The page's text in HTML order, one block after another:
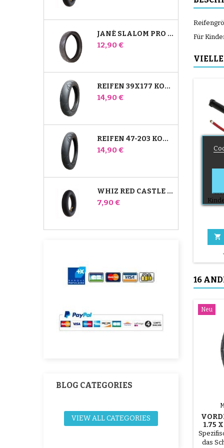
JANÉ SLALOM PRO UND POWERTWIN KINDERWAGENREIFEN
Preis
12,90 €
REIFEN 39X177 KOMPATIBEL MIT BUGABOO DONKEY KINDERWAGEN - FÜR VORDERRAD
Preis
14,90 €
REIFEN 47-203 KOMPATIBEL MIT BUGABOO DONKEY KINDERWAGEN - FÜR HINTERRAD
Preis
14,90 €
WHIZ RED CASTLE HINTERES INNENROHR
Preis
7,90 €
BLOG CATEGORIES
VIEW ALL CATEGORIES
Für

16
Neu
1.75
das